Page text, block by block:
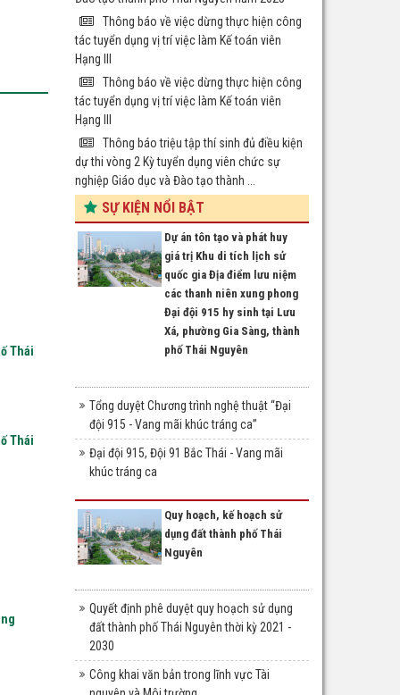
Thái
Thái
Thông báo về việc dừng thực hiện công
tác tuyển dụng vị trí việc làm Kế toán viên
Hạng III
Thông báo về việc dừng thực hiện công
tác tuyển dụng vị trí việc làm Kế toán viên
Hạng III
Thông báo triệu tập thí sinh đủ điều kiện
dự thi vòng 2 Kỳ tuyển dụng viên chức sự
nghiệp Giáo dục và Đào tạo thành ...
SỰ KIỆN NỔI BẬT
Dự án tôn tạo và phát huy
giá trị Khu di tích lịch sử
quốc gia Địa điểm lưu niệm
các thanh niên xung phong
Đại đội 915 hy sinh tại Lưu
Xá, phường Gia Sàng, thành
phố Thái Nguyên
Tổng duyệt Chương trình nghệ thuật “Đại
đội 915 - Vang mãi khúc tráng ca”
Đại đội 915, Đội 91 Bắc Thái - Vang mãi
khúc tráng ca
Quy hoạch, kế hoạch sử
dụng đất thành phố Thái
Nguyên
Quyết định phê duyệt quy hoạch sử dụng
đất thành phố Thái Nguyên thời kỳ 2021 -
2030
Công khai văn bản trong lĩnh vực Tài